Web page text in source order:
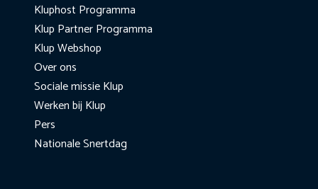
Kluphost Programma
Klup Partner Programma
Klup Webshop
Over ons
Sociale missie Klup
Werken bij Klup
Pers
Nationale Snertdag